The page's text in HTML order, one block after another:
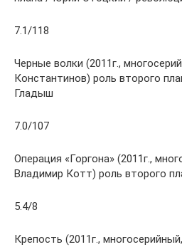
7.1/118
Черные волки (2011г.,
Константинов) роль второго
Гладыш
7.0/107
Операция «Горгона» (2011г.,
Владимир Котт) роль второго
5.4/8
Крепость (2011г.,